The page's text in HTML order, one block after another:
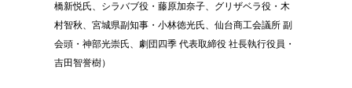
橋新悦氏、シラバブ役・藤原加奈子、グリザベラ役・木
村智秋、宮城県副知事・小林徳光氏、仙台商工会議所 副
会頭・神部光崇氏、劇団四季 代表取締役 社長執行役員・
吉田智誉樹）